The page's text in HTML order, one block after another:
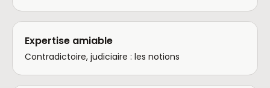
Expertise amiable
Contradictoire, judiciaire : les notions